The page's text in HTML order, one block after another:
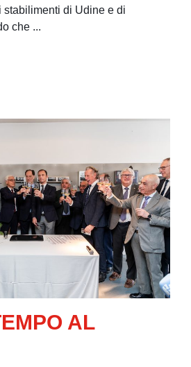
stabilimenti di Udine e di
che ...
AL